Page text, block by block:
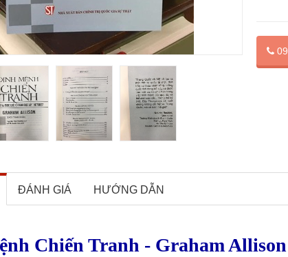
ĐÁNH GIÁ HƯỚNG DẪN
Chiến Tranh - Graham Allison